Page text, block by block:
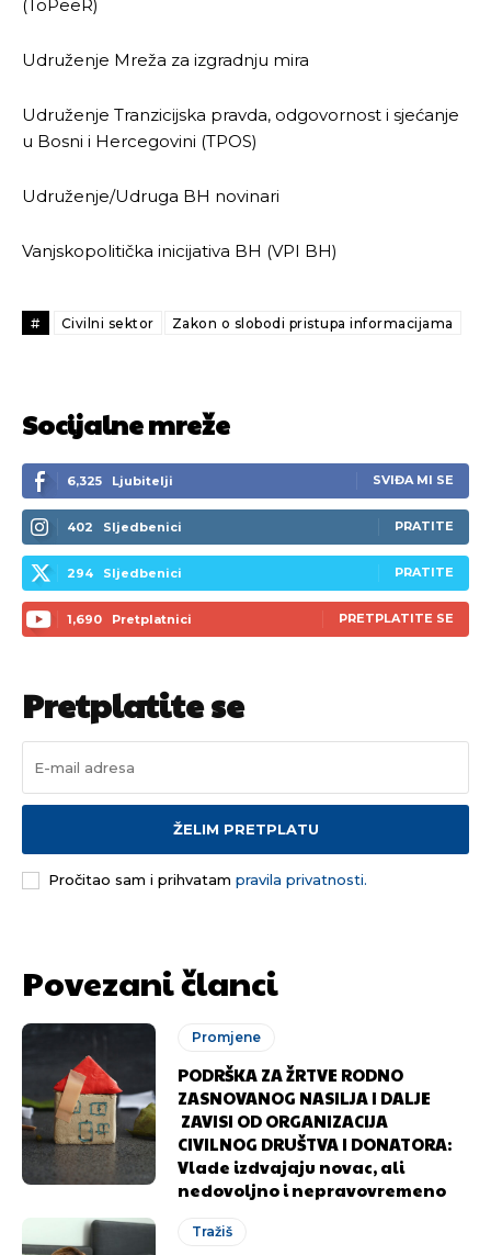
odlučili da pustite Vašu priču da živi, Redakcija
Objavi.ba
odlučili da pustite Vašu priču da živi, Redakcija
Objavi.ba
(ToPeeR)
Udruženje Mreža za izgradnju mira
Udruženje Tranzicijska pravda, odgovornost i sjećanje
u Bosni i Hercegovini (TPOS)
Udruženje/Udruga BH novinari
Vanjskopolitička inicijativa BH (VPI BH)
# Civilni sektor Zakon o slobodi pristupa informacijama
Socijalne mreže
6,325 Ljubitelji SVIĐA MI SE
402 Sljedbenici PRATITE
294 Sljedbenici PRATITE
1,690 Pretplatnici PRETPLATITE SE
Pretplatite se
ŽELIM PRETPLATU
Pročitao sam i prihvatam pravila privatnosti.
Povezani članci
Promjene
PODRŠKA ZA ŽRTVE RODNO
ZASNOVANOG NASILJA I DALJE
ZAVISI OD ORGANIZACIJA
CIVILNOG DRUŠTVA I DONATORA:
Vlade izdvajaju novac, ali
nedovoljno i nepravovremeno
Tražiš